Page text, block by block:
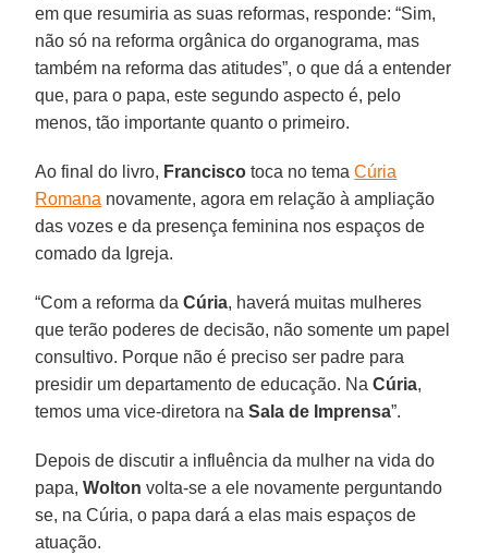
em que resumiria as suas reformas, responde: “Sim,
não só na reforma orgânica do organograma, mas
também na reforma das atitudes”, o que dá a entender
que, para o papa, este segundo aspecto é, pelo
menos, tão importante quanto o primeiro.
Ao final do livro, Francisco toca no temaCúria
Romana novamente, agora em relação à ampliação
das vozes e da presença feminina nos espaços de
comado da Igreja.
“Com a reforma daCúria, haverá muitas mulheres
que terão poderes de decisão, não somente um papel
consultivo. Porque não é preciso ser padre para
presidir um departamento de educação. NaCúria,
temos uma vice-diretora naSala de Imprensa”.
Depois de discutir a influência da mulher na vida do
papa,Wolton volta-se a ele novamente perguntando
se, na Cúria, o papa dará a elas mais espaços de
atuação.